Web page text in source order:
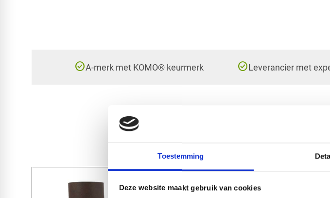
Toestemming
Deze website maakt gebruik van cookies
check_circleA-merk met KOMO® keurmerk check_circleLeverancier met
HANDIG OM